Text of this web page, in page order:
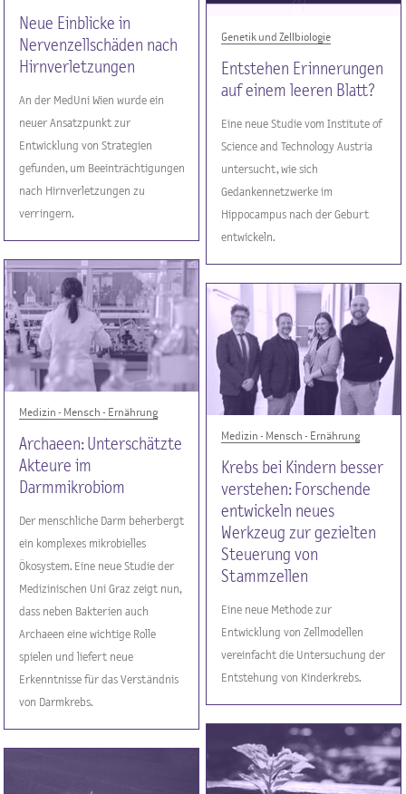
Neue Einblicke in
Nervenzellschäden nach
Hirnverletzungen
An der MedUni Wien wurde ein
neuer Ansatzpunkt zur
Entwicklung von Strategien
gefunden, um Beeinträchtigungen
nach Hirnverletzungen zu
verringern.
Genetik und Zellbiologie
Entstehen Erinnerungen
auf einem leeren Blatt?
Eine neue Studie vom Institute of
Science and Technology Austria
untersucht, wie sich
Gedankennetzwerke im
Hippocampus nach der Geburt
entwickeln.
Medizin - Mensch - Ernährung
Archaeen: Unterschätzte
Akteure im
Darmmikrobiom
Der menschliche Darm beherbergt
ein komplexes mikrobielles
Ökosystem. Eine neue Studie der
Medizinischen Uni Graz zeigt nun,
dass neben Bakterien auch
Archaeen eine wichtige Rolle
spielen und liefert neue
Erkenntnisse für das Verständnis
von Darmkrebs.
Medizin - Mensch - Ernährung
Krebs bei Kindern besser
verstehen: Forschende
entwickeln neues
Werkzeug zur gezielten
Steuerung von
Stammzellen
Eine neue Methode zur
Entwicklung von Zellmodellen
vereinfacht die Untersuchung der
Entstehung von Kinderkrebs.